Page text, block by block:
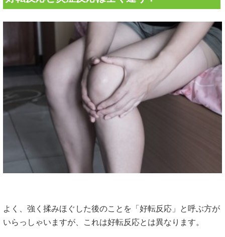
よく、強く揉みほぐした後のことを「好転反応」と呼ぶ方が
いらっしゃいますが、これは好転反応とは異なります。